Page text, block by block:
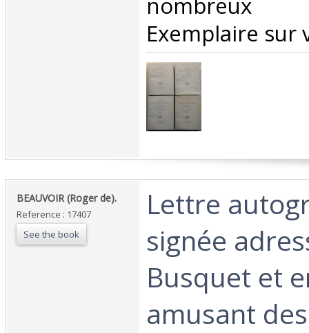
Exemplaire sur
‎BEAUVOIR (Roger de).‎
Reference : 17407
See the book
‎Lettre
signée
Busquet et
amusant